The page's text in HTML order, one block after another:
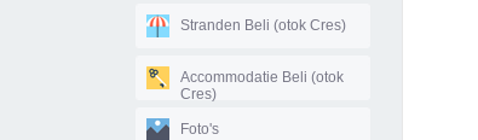
Stranden Beli (otok Cres)
Accommodatie Beli (otok
Cres)
Foto's